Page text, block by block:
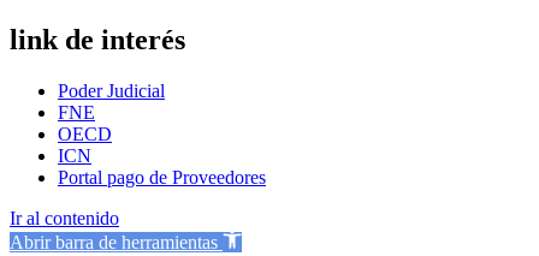
link de interés
Poder Judicial
FNE
OECD
ICN
Portal pago de Proveedores
Ir al contenido
Abrir barra de herramientas